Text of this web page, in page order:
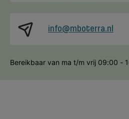
info@mboterra.nl
Bereikbaar van ma t/m vrij 09:00 -